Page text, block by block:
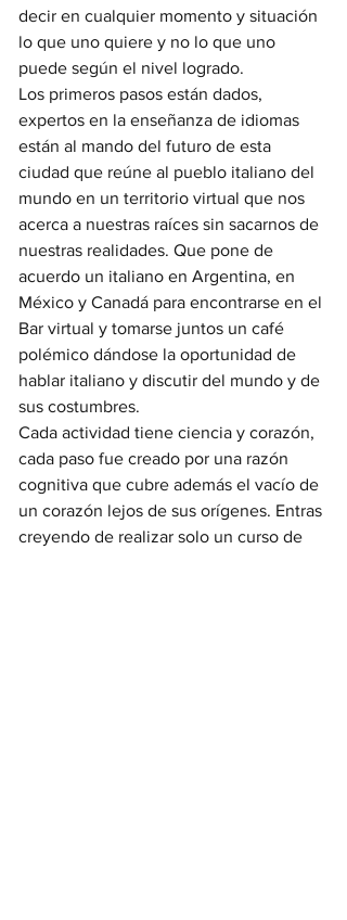
decir en cualquier momento y situación
lo que uno quiere y no lo que uno
puede según el nivel logrado.
Los primeros pasos están dados,
expertos en la enseñanza de idiomas
están al mando del futuro de esta
ciudad que reúne al pueblo italiano del
mundo en un territorio virtual que nos
acerca a nuestras raíces sin sacarnos de
nuestras realidades. Que pone de
acuerdo un italiano en Argentina, en
México y Canadá para encontrarse en el
Bar virtual y tomarse juntos un café
polémico dándose la oportunidad de
hablar italiano y discutir del mundo y de
sus costumbres.
Cada actividad tiene ciencia y corazón,
cada paso fue creado por una razón
cognitiva que cubre además el vacío de
un corazón lejos de sus orígenes. Entras
creyendo de realizar solo un curso de